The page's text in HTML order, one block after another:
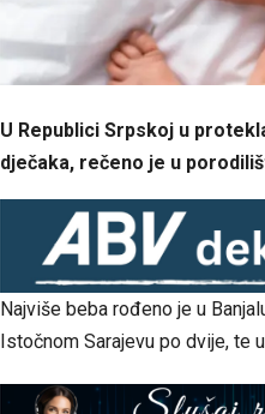
U Republici Srpskoj u
dječaka, rečeno je u
Najviše beba rođeno je u
Istočnom Sarajevu po dvije, te